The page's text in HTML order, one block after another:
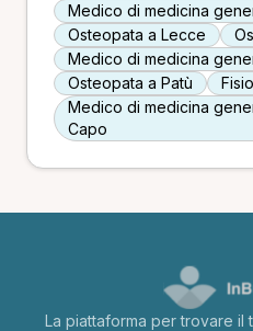
Medico di medicina
Osteopata a Lecce
Medico di medicina
Osteopata a Patù
Medico di medicina
Capo
La piattaforma per trovare il